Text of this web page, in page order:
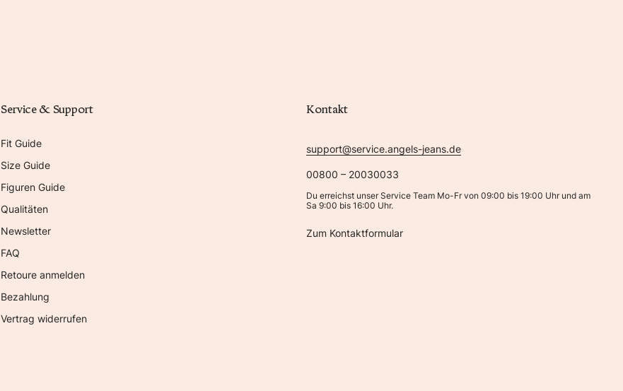
Service & Support
Fit Guide
Size Guide
Figuren Guide
Qualitäten
Newsletter
FAQ
Retoure anmelden
Bezahlung
Vertrag widerrufen
Kontakt
support@service.angels-jeans.de
00800 – 20030033
Du erreichst unser Service Team Mo-Fr von 09:00 bis 19:00 Uhr und am
Sa 9:00 bis 16:00 Uhr.
Zum Kontaktformular